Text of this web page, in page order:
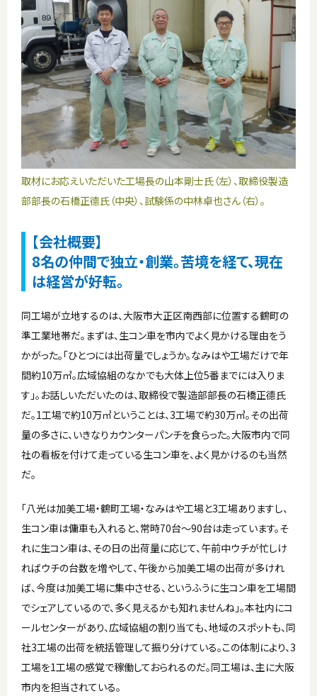
取材にお応えいただいた工場長の山本剛士氏（左）、取締役製造
部部長の石橋正德氏（中央）、試験係の中林卓也さん（右）。
【会社概要】
8名の仲間で独立・創業。苦境を経て、現在
は経営が好転。
同工場が立地するのは、大阪市大正区南西部に位置する鶴町の
準工業地帯だ。まずは、生コン車を市内でよく見かける理由をう
かがった。「ひとつには出荷量でしょうか。なみはや工場だけで年
間約10万㎥。広域協組のなかでも大体上位5番までには入りま
す」。お話しいただいたのは、取締役で製造部部長の石橋正德氏
だ。1工場で約10万㎥ということは、3工場で約30万㎥。その出荷
量の多さに、いきなりカウンターパンチを食らった。大阪市内で同
社の看板を付けて走っている生コン車を、よく見かけるのも当然
だ。
「八光は加美工場・鶴町工場・なみはや工場と3工場ありますし、
生コン車は傭車も入れると、常時70台〜90台は走っています。そ
れに生コン車は、その日の出荷量に応じて、午前中ウチが忙しけ
ればウチの台数を増やして、午後から加美工場の出荷が多けれ
ば、今度は加美工場に集中させる、というふうに生コン車を工場間
でシェアしているので、多く見えるかも知れませんね」。本社内にコ
ールセンターがあり、広域協組の割り当ても、地域のスポットも、同
社3工場の出荷を統括管理して振り分けている。この体制により、3
工場を1工場の感覚で稼働しておられるのだ。同工場は、主に大阪
市内を担当されている。